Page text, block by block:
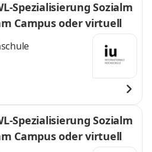
Spezialisierung Sozialm
Campus oder virtuell
Spezialisierung Sozialm
Campus oder virtuell